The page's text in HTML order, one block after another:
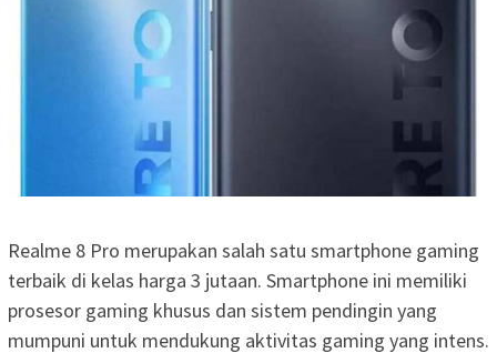
Realme 8 Pro merupakan salah satu smartphone gaming
terbaik di kelas harga 3 jutaan. Smartphone ini memiliki
prosesor gaming khusus dan sistem pendingin yang
mumpuni untuk mendukung aktivitas gaming yang intens.